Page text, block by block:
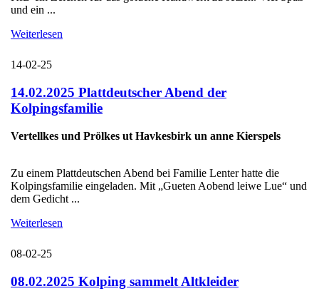
und ein ...
Weiterlesen
14-02-25
14.02.2025 Plattdeutscher Abend der
Kolpingsfamilie
Vertellkes und Prölkes ut Havkesbirk un anne Kierspels
Zu einem Plattdeutschen Abend bei Familie Lenter hatte die
Kolpingsfamilie eingeladen. Mit „Gueten Aobend leiwe Lue“ und
dem Gedicht ...
Weiterlesen
08-02-25
08.02.2025 Kolping sammelt Altkleider